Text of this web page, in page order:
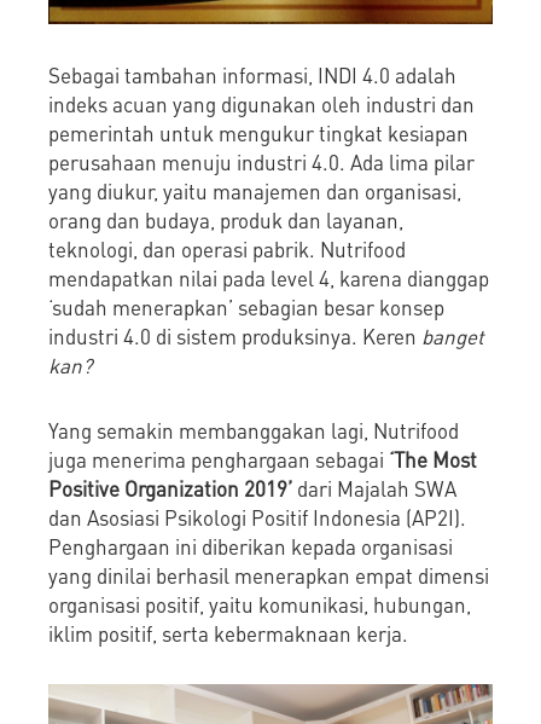
Sebagai tambahan informasi, INDI 4.0 adalah
indeks acuan yang digunakan oleh industri dan
pemerintah untuk mengukur tingkat kesiapan
perusahaan menuju industri 4.0. Ada lima pilar
yang diukur, yaitu manajemen dan organisasi,
orang dan budaya, produk dan layanan,
teknologi, dan operasi pabrik. Nutrifood
mendapatkan nilai pada level 4, karena dianggap
‘sudah menerapkan’ sebagian besar konsep
industri 4.0 di sistem produksinya. Keren banget
kan?
Yang semakin membanggakan lagi, Nutrifood
juga menerima penghargaan sebagai ‘The Most
Positive Organization 2019’ dari Majalah SWA
dan Asosiasi Psikologi Positif Indonesia (AP2I).
Penghargaan ini diberikan kepada organisasi
yang dinilai berhasil menerapkan empat dimensi
organisasi positif, yaitu komunikasi, hubungan,
iklim positif, serta kebermaknaan kerja.